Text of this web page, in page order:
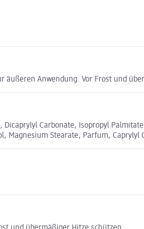
äußeren Anwendung. Vor Frost und
Dicaprylyl Carbonate, Isopropyl
Magnesium Stearate, Parfum,